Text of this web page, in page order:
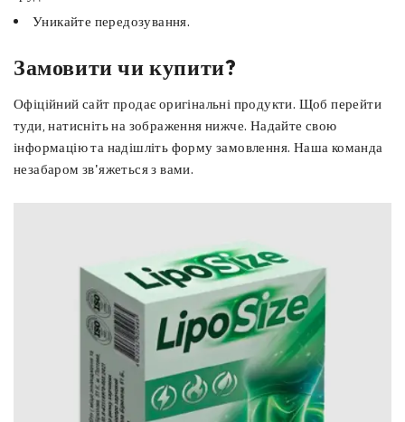
Уникайте передозування.
Замовити чи купити?
Офіційний сайт продає оригінальні продукти. Щоб перейти
туди, натисніть на зображення нижче. Надайте свою
інформацію та надішліть форму замовлення. Наша команда
незабаром зв'яжеться з вами.